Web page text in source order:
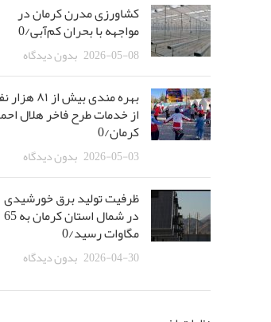
کشاورزی مدرن کرمان در
مواجهه با بحران کم‌آبی/0
2026-05-08 بدون دیدگاه
بهره مندی بیش از ٨١
از خدمات طرح فاخر هلال
کرمان/0
2026-05-03 بدون دیدگاه
ظرفیت تولید برق خورشیدی
در شمال استان کرمان به 65
مگاوات رسید/0
2026-04-30 بدون دیدگاه